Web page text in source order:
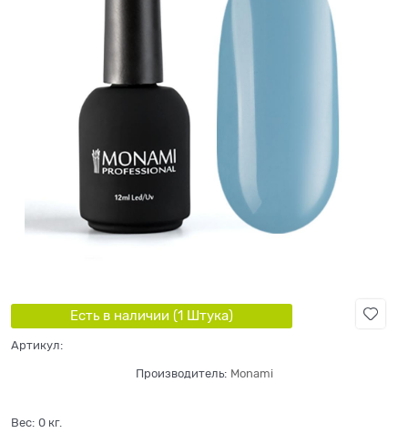
Есть в наличии (1 Штука)
Артикул:
Производитель: Monami
Вес: 0 кг.